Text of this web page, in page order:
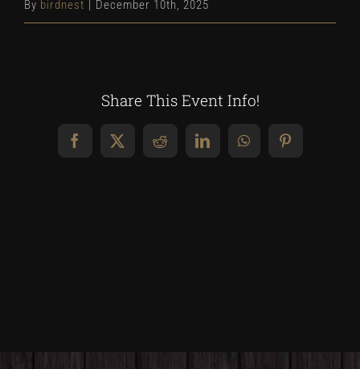
By birdnest December 10th, 2025
Share This Event Info!
Facebook
X RedditLinkedInWhatsAppPinterest